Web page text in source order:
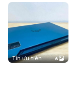
Tin ưu tiên 6